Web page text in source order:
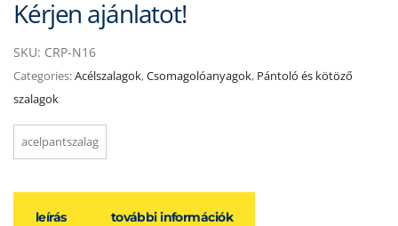
Kérjen ajánlatot!
SKU: CRP-N16
Categories:Acélszalagok,Csomagolóanyagok, Pántoló és kötöző
szalagok
acelpantszalag
leírás további információk